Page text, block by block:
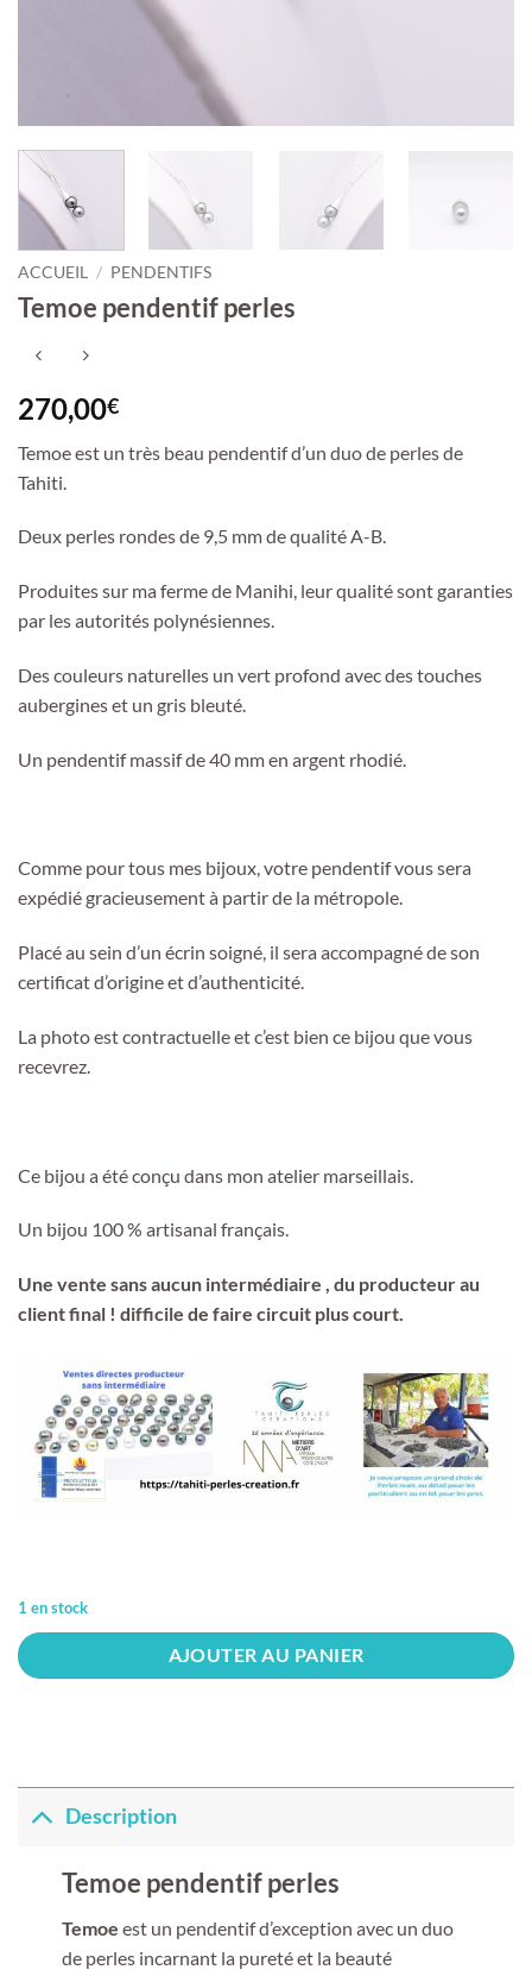
ACCUEIL / PENDENTIFS
Temoe pendentif perles
270,00€
Temoe est un très beau pendentif d’un duo de perles de
Tahiti.
Deux perles rondes de 9,5 mm de qualité A-B.
Produites sur ma ferme de Manihi, leur qualité sont garanties
par les autorités polynésiennes.
Des couleurs naturelles un vert profond avec des touches
aubergines et un gris bleuté.
Un pendentif massif de 40 mm en argent rhodié.
Comme pour tous mes bijoux, votre pendentif vous sera
expédié gracieusement à partir de la métropole.
Placé au sein d’un écrin soigné, il sera accompagné de son
certificat d’origine et d’authenticité.
La photo est contractuelle et c’est bien ce bijou que vous
recevrez.
Ce bijou a été conçu dans mon atelier marseillais.
Un bijou 100 % artisanal français.
Une vente sans aucun intermédiaire , du producteur au
client final ! difficile de faire circuit plus court.
1 en stock
AJOUTER AU PANIER
Description
Temoe pendentif perles
Temoe est un pendentif d’exception avec un duo
de perles incarnant la pureté et la beauté